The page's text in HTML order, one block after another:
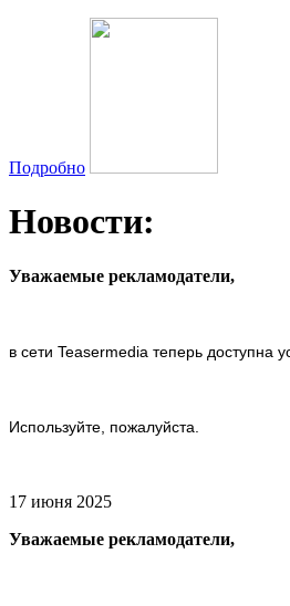
Подробно
Новости:
Уважаемые рекламодатели,
в сети Teasermedia теперь доступна
Используйте, пожалуйста.
17 июня 2025
Уважаемые рекламодатели,